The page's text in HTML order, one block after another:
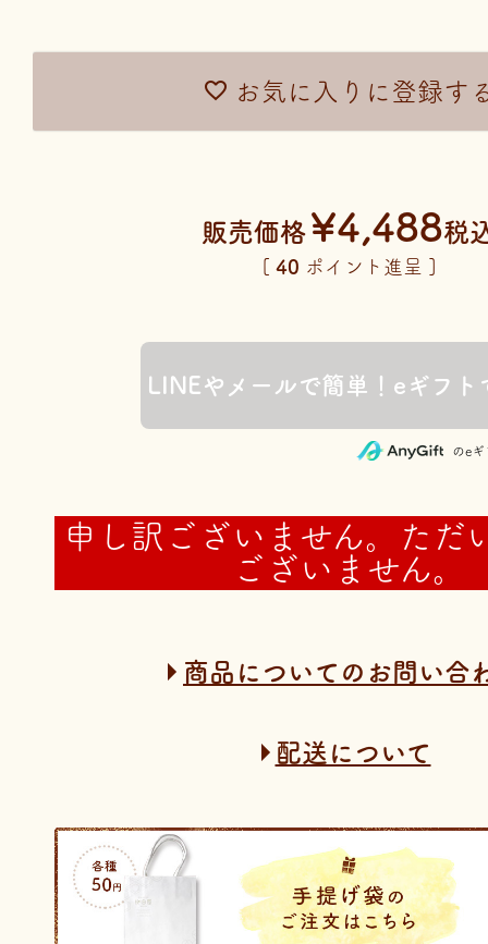
お気に入りに登録す
販売価格 ¥4,488税
[ 40 ポイント進呈 ]
のe
申し訳ございません。ただ
ございません。
商品についてのお問い合
配送について